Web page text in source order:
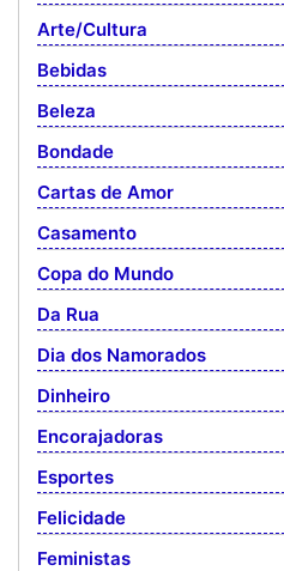
Arte/Cultura
Bebidas
Beleza
Bondade
Cartas de Amor
Casamento
Copa do Mundo
Da Rua
Dia dos Namorados
Dinheiro
Encorajadoras
Esportes
Felicidade
Feministas